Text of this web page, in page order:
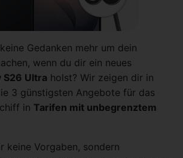
Gedanken mehr um dein
wenn du dir ein neues
S26 Ultra holst? Wir zeigen dir in
3 günstigsten Angebote für das
in Tarifen mit unbegrenztem
keine Vorgaben, sondern